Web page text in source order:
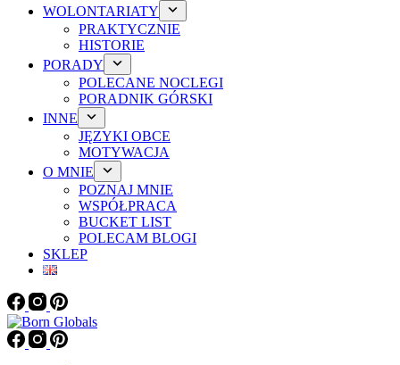
WOLONTARIATY
PRAKTYCZNIE
HISTORIE
PORADY
POLECANE NOCLEGI
PORADNIK GÓRSKI
INNE
JĘZYKI OBCE
MOTYWACJA
O MNIE
POZNAJ MNIE
WSPÓŁPRACA
BUCKET LIST
POLECAM BLOGI
SKLEP